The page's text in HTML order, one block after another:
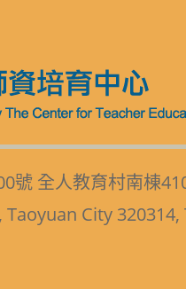
號 全人教育村南棟
City 320314,